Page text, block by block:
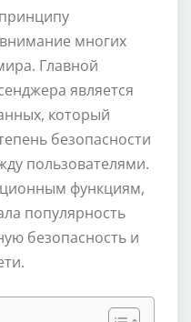
многих
Главной
является
который
безопасности
пользователями.
функциям,
популярность
безопасность и